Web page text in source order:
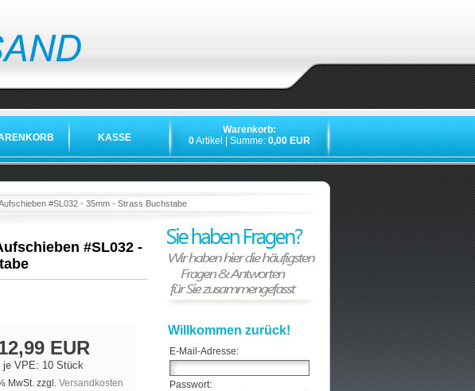
KASSE
Warenkorb:
0Artikel | Summe: 0,00 EUR
#SL032 - 35mm - Strass Buchstabe
#SL032 -
EUR
je VPE: 10 Stück
MwSt. zzgl. Versandkosten
Willkommen zurück!
E-Mail-Adresse:
Passwort: